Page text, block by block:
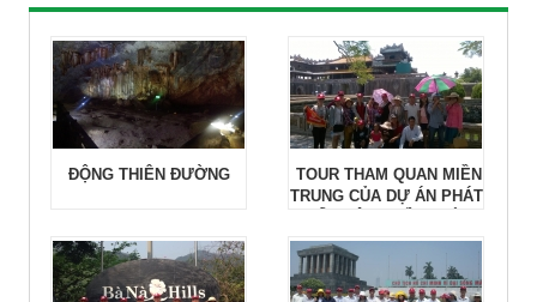
ĐỘNG THIÊN ĐƯỜNG
TOUR THAM QUAN MIỀN
TRUNG CỦA DỰ ÁN PHÁT
THUẬN